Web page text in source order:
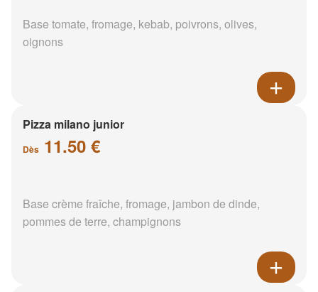
Base tomate, fromage, kebab, poivrons, olives,
oignons
Pizza milano junior
Dès 11.50 €
Base crème fraîche, fromage, jambon de dinde,
pommes de terre, champignons